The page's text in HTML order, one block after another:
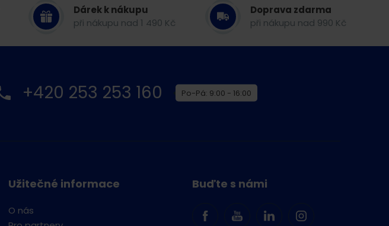
Dárek k nákupu
při nákupu nad 1 490 Kč
Doprava zdarma
při nákupu nad 990 Kč
+420 253 253 160 Po-Pá: 9:00 - 16:00
Užitečné informace
O nás
Buďte s námi